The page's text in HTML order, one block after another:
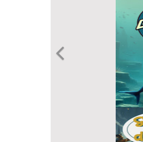
Previous